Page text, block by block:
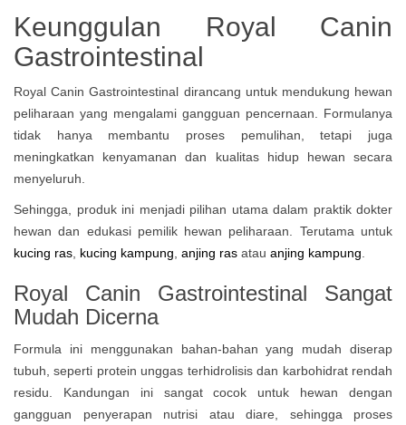
Keunggulan Royal Canin
Gastrointestinal
Royal Canin Gastrointestinal dirancang untuk mendukung hewan
peliharaan yang mengalami gangguan pencernaan. Formulanya
tidak hanya membantu proses pemulihan, tetapi juga
meningkatkan kenyamanan dan kualitas hidup hewan secara
menyeluruh.
Sehingga, produk ini menjadi pilihan utama dalam praktik dokter
hewan dan edukasi pemilik hewan peliharaan. Terutama untuk
kucing ras kucing kampung anjing ras atau anjing kampung
Royal Canin Gastrointestinal Sangat
Mudah Dicerna
Formula ini menggunakan bahan-bahan yang mudah diserap
tubuh, seperti protein unggas terhidrolisis dan karbohidrat rendah
residu. Kandungan ini sangat cocok untuk hewan dengan
gangguan penyerapan nutrisi atau diare, sehingga proses